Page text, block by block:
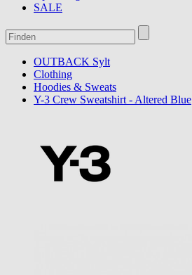
SALE
OUTBACK Sylt
Clothing
Hoodies & Sweats
Y-3 Crew Sweatshirt - Altered Blue